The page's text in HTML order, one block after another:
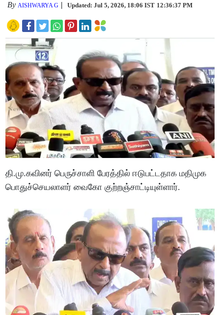
By AISHWARYA G Updated: Jul 5, 2026, 18:06 IST 12:36:37 PM
தி.மு.கவினர் பெருச்சாளி பேரத்தில் ஈடுபட்டதாக மதிமுக
பொதுச்செயலாளர் வைகோ குற்றஞ்சாட்டியுள்ளார்.